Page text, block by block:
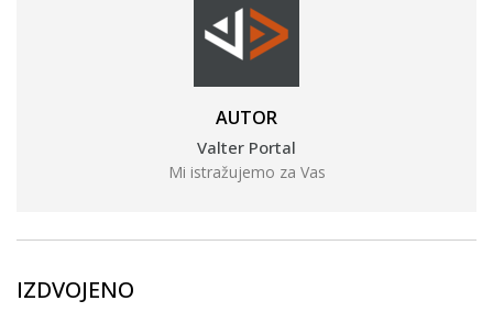
AUTOR
Valter Portal
Mi istražujemo za Vas
IZDVOJENO